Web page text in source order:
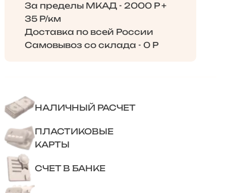
За пределы МКАД - 2000 Р +
35 Р/км
Доставка по всей России
Самовывоз со склада - 0 Р
НАЛИЧНЫЙ РАСЧЕТ
ПЛАСТИКОВЫЕ
КАРТЫ
СЧЕТ В БАНКЕ